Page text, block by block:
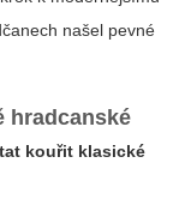
našel pevné
hradcanské
kouřit klasické